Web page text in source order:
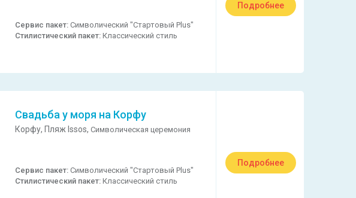
Сервис пакет:Символический "Стартовый Plus"
Стилистический пакет:Классический стиль
Подробнее
Свадьба у моря на Корфу
Корфу, Пляж Issos,Символическая церемония
Сервис пакет:Символический "Стартовый Plus"
Стилистический пакет:Классический стиль
Подробнее